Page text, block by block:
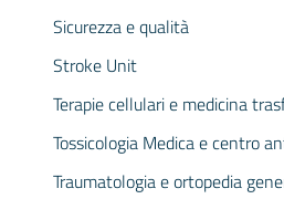
Sicurezza e qualità
Stroke Unit
Terapie cellulari e medicina
Tossicologia Medica e centro
Traumatologia e ortopedia